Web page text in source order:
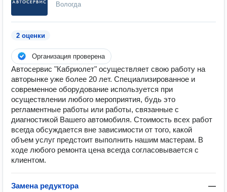
Вологда
2 оценки
Организация проверена
Автосервис "Кабриолет" осуществляет свою работу на
авторынке уже более 20 лет. Специализированное и
современное оборудование используется при
осуществлении любого мероприятия, будь это
регламентные работы или работы, связанные с
диагностикой Вашего автомобиля. Стоимость всех работ
всегда обсуждается вне зависимости от того, какой
объем услуг предстоит выполнить нашим мастерам. В
ходе любого ремонта цена всегда согласовывается с
клиентом.
Замена редуктора —